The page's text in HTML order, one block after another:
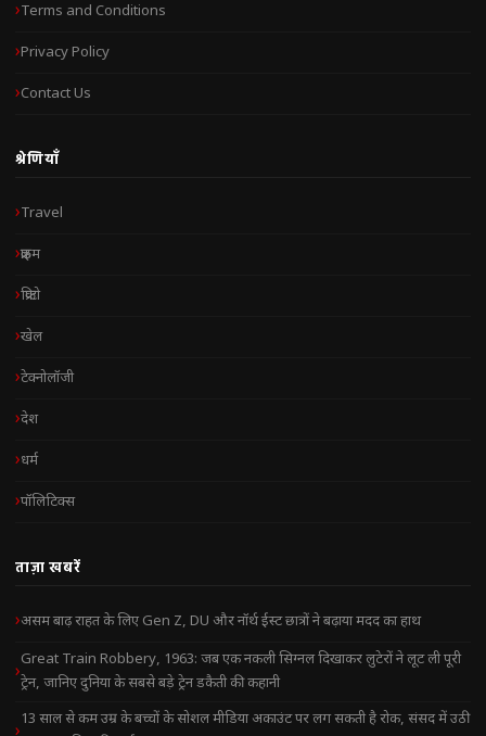
Terms and Conditions
Privacy Policy
Contact Us
श्रेणियाँ
Travel
क्राइम
क्रिप्टो
खेल
टेक्नोलॉजी
देश
धर्म
पॉलिटिक्स
ताज़ा खबरें
असम बाढ़ राहत के लिए Gen Z, DU और नॉर्थ ईस्ट छात्रों ने बढ़ाया मदद का हाथ
Great Train Robbery, 1963: जब एक नकली सिग्नल दिखाकर लुटेरों ने लूट ली पूरी
ट्रेन, जानिए दुनिया के सबसे बड़े ट्रेन डकैती की कहानी
13 साल से कम उम्र के बच्चों के सोशल मीडिया अकाउंट पर लग सकती है रोक, संसद में उठी